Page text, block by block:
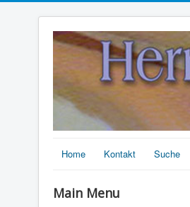
Home Kontakt Suche
Main Menu